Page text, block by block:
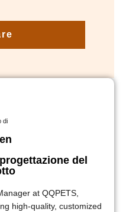
di
del
at QQPETS,
high-quality, customized